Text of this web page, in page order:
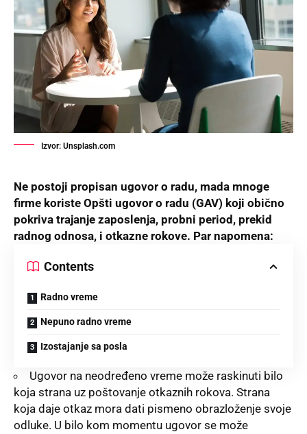
Izvor: Unsplash.com
Ne postoji propisan ugovor o radu, mada mnoge
firme koriste Opšti ugovor o radu (GAV) koji obično
pokriva trajanje zaposlenja, probni period, prekid
radnog odnosa, i otkazne rokove. Par napomena:
Contents
Radno vreme
Nepuno radno vreme
Izostajanje sa posla
Ugovor na neodređeno vreme može raskinuti bilo
koja strana uz poštovanje otkaznih rokova. Strana
koja daje otkaz mora dati pismeno obrazloženje svoje
odluke. U bilo kom momentu ugovor se može